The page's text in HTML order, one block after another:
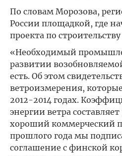
По словам Морозова,
России площадкой, где
проекта по
«Необходимый
развитии
есть. Об этом
ветроизмерения,
2012-2014 годах.
энергии ветра
хороший коммерческий
прошлого года мы
соглашение с финской